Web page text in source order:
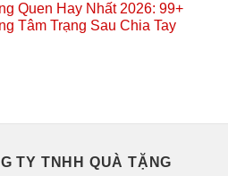
Quen Hay Nhất 2026: 99+
Tâm Trạng Sau Chia Tay
TY TNHH QUÀ TẶNG